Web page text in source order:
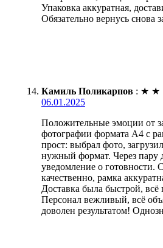
Упаковка аккуратная,
Обязательно вернусь снова
Камиль Поликарпов : ★ ★
06.01.2025
Положительные эмоции от
фотографии формата А4 с
прост: выбрал фото,
нужный формат. Через пару
уведомление о готовности.
качественно, рамка
Доставка была быстрой,
Персонал вежливый, всё
доволен результатом!